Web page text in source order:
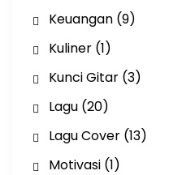
Keuangan(9)
Kuliner(1)
Kunci Gitar(3)
Lagu(20)
Lagu Cover(13)
Motivasi(1)